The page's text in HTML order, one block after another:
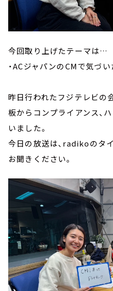
今回取り上げたテーマは…
・ACジャパンのCMで気づ
昨日行われたフジテレビの
板からコンプライアンス、
いました。
今日の放送は、radikoのタ
お聞きください。